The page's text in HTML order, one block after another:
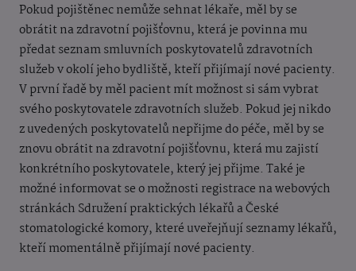
Pokud pojištěnec nemůže sehnat lékaře, měl by se
obrátit na zdravotní pojišťovnu, která je povinna mu
předat seznam smluvních poskytovatelů zdravotních
služeb v okolí jeho bydliště, kteří přijímají nové pacienty.
V první řadě by měl pacient mít možnost si sám vybrat
svého poskytovatele zdravotních služeb. Pokud jej nikdo
z uvedených poskytovatelů nepřijme do péče, měl by se
znovu obrátit na zdravotní pojišťovnu, která mu zajistí
konkrétního poskytovatele, který jej přijme. Také je
možné informovat se o možnosti registrace na webových
stránkách Sdružení praktických lékařů a České
stomatologické komory, které uveřejňují seznamy lékařů,
kteří momentálně přijímají nové pacienty.